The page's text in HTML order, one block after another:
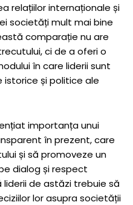
relațiilor internaționale și
societăți mult mai bine
comparație nu are
ci de a oferi o
în care liderii sunt
istorice și politice ale
importanța unui
în prezent, care
și să promoveze un
dialog și respect
de astăzi trebuie să
lor asupra societății